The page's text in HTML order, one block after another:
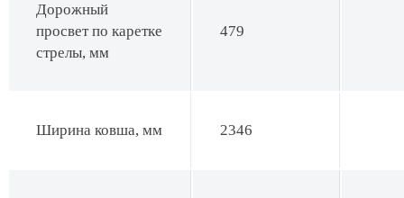
Дорожный
просвет по каретке
стрелы, мм
479
Ширина ковша, мм 2346